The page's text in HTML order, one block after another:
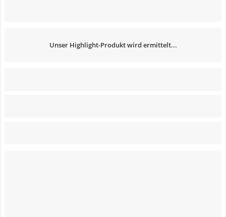
Unser Highlight-Produkt wird ermittelt...